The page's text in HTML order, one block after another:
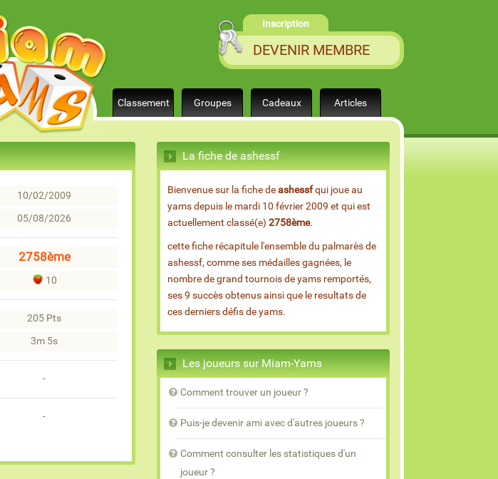
Inscription
DEVENIR MEMBRE
Classement Groupes Cadeaux Articles
10/02/2009
05/08/2026
2758ème
10
205 Pts
3m 5s
-
-
La fiche de ashessf
Bienvenue sur la fiche deashessfqui joue au
yams depuis le mardi 10 février 2009 et qui est
actuellement classé(e)2758ème.
cette fiche récapitule l'ensemble du palmarès de
ashessf, comme ses médailles gagnées, le
nombre de grand tournois de yams remportés,
ses 9 succès obtenus ainsi que le resultats de
ces derniers défis de yams.
Les joueurs sur Miam-Yams
Comment trouver un joueur ?
Puis-je devenir ami avec d'autres joueurs ?
Comment consulter les statistiques d'un
joueur ?